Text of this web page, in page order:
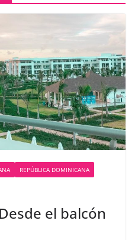
REPÚBLICA DOMINICANA
el balcón